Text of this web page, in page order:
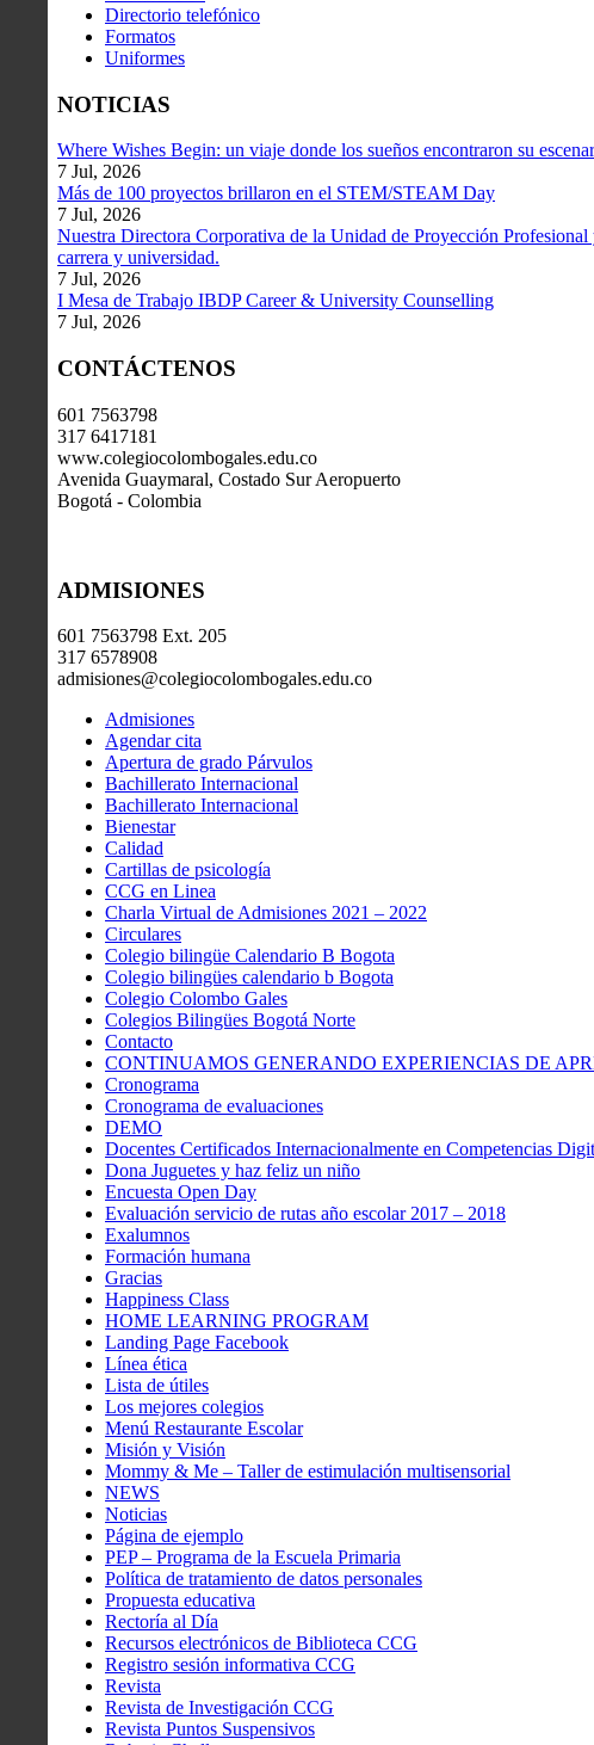
Directorio telefónico
Formatos
Uniformes
NOTICIAS
Where Wishes Begin: un viaje donde los sueños encontraron su
7 Jul, 2026
Más de 100 proyectos brillaron en el STEM/STEAM Day
7 Jul, 2026
Nuestra Directora Corporativa de la Unidad de Proyección
carrera y universidad.
7 Jul, 2026
I Mesa de Trabajo IBDP Career & University Counselling
7 Jul, 2026
CONTÁCTENOS
601 7563798
317 6417181
www.colegiocolombogales.edu.co
Avenida Guaymaral, Costado Sur Aeropuerto
Bogotá - Colombia
ADMISIONES
601 7563798 Ext. 205
317 6578908
admisiones@colegiocolombogales.edu.co
Admisiones
Agendar cita
Apertura de grado Párvulos
Bachillerato Internacional
Bachillerato Internacional
Bienestar
Calidad
Cartillas de psicología
CCG en Linea
Charla Virtual de Admisiones 2021 – 2022
Circulares
Colegio bilingüe Calendario B Bogota
Colegio bilingües calendario b Bogota
Colegio Colombo Gales
Colegios Bilingües Bogotá Norte
Contacto
CONTINUAMOS GENERANDO EXPERIENCIAS DE
Cronograma
Cronograma de evaluaciones
DEMO
Docentes Certificados Internacionalmente en Competencias
Dona Juguetes y haz feliz un niño
Encuesta Open Day
Evaluación servicio de rutas año escolar 2017 – 2018
Exalumnos
Formación humana
Gracias
Happiness Class
HOME LEARNING PROGRAM
Landing Page Facebook
Línea ética
Lista de útiles
Los mejores colegios
Menú Restaurante Escolar
Misión y Visión
Mommy & Me – Taller de estimulación multisensorial
NEWS
Noticias
Página de ejemplo
PEP – Programa de la Escuela Primaria
Política de tratamiento de datos personales
Propuesta educativa
Rectoría al Día
Recursos electrónicos de Biblioteca CCG
Registro sesión informativa CCG
Revista
Revista de Investigación CCG
Revista Puntos Suspensivos